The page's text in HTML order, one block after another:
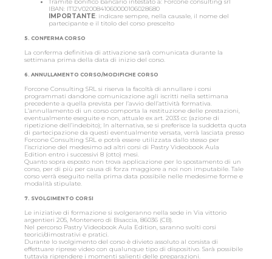
IBAN: IT12V0200841060000106028680
IMPORTANTE: indicare sempre, nella causale, il nome del
partecipante e il titolo del corso prescelto
5. CONFERMA CORSO
La conferma definitiva di attivazione sarà comunicata durante la
settimana prima della data di inizio del corso.
6. ANNULLAMENTO CORSO/MODIFICHE CORSO
Forcone Consulting SRL si riserva la facoltà di annullare i corsi
programmati dandone comunicazione agli iscritti nella settimana
precedente a quella prevista per l’avvio dell’attività formativa.
L’annullamento di un corso comporta la restituzione delle prestazioni,
eventualmente eseguite e non, attuale ex art. 2033 cc (azione di
ripetizione dell’indebito); In alternativa, se si preferisce la suddetta quota
di partecipazione da questi eventualmente versata, verrà lasciata presso
Forcone Consulting SRL e potrà essere utilizzata dallo stesso per
l’iscrizione del medesimo ad altri corsi di Pastry Videobook Aula
Edition entro i successivi 8 (otto) mesi.
Quanto sopra esposto non trova applicazione per lo spostamento di un
corso, per di più per causa di forza maggiore a noi non imputabile. Tale
corso verrà eseguito nella prima data possibile nelle medesime forme e
modalità stipulate.
7. SVOLGIMENTO CORSI
Le iniziative di formazione si svolgeranno nella sede in Via vittorio
argentieri 205, Montenero di Bisaccia, 86036 (CB).
Nel percorso Pastry Videobook Aula Edition, saranno svolti corsi
teorici/dimostrativi e pratici.
Durante lo svolgimento del corso è divieto assoluto al corsista di
effettuare riprese video con qualunque tipo di dispositivo. Sarà possibile
tuttavia riprendere i momenti salienti delle preparazioni.